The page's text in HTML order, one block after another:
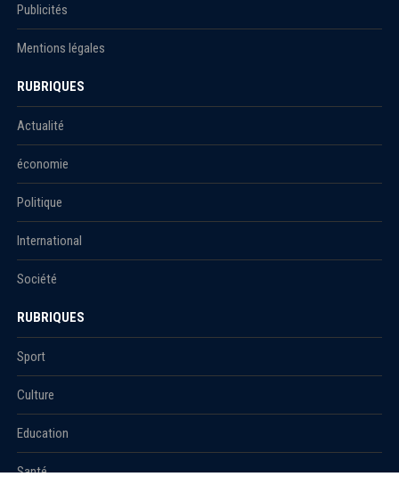
Publicités
Mentions légales
RUBRIQUES
Actualité
économie
Politique
International
Société
RUBRIQUES
Sport
Culture
Education
Santé